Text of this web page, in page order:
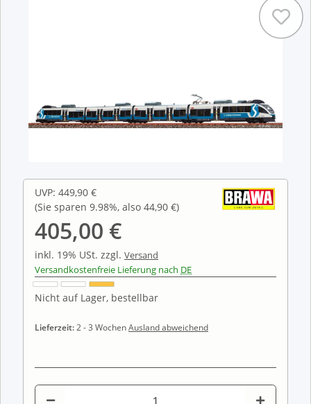
UVP: 449,90 €
(Sie sparen 9.98%, also 44,90 €)
405,00 €
inkl. 19% USt. zzgl. Versand
Versandkostenfreie Lieferung nach DE
Nicht auf Lager, bestellbar
Lieferzeit:2 - 3 WochenAusland abweichend